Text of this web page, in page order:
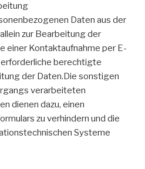
Daten aus der
zur Bearbeitung der
einer Kontaktaufnahme per E-
erforderliche berechtigte
der Daten.Die sonstigen
verarbeiteten
dienen dazu, einen
zu verhindern und die
Systeme